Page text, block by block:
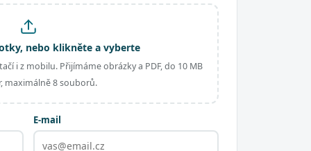
nebo klikněte a vyberte
i z mobilu. Přijímáme obrázky a PDF, do 10 MB
maximálně 8 souborů.
E-mail